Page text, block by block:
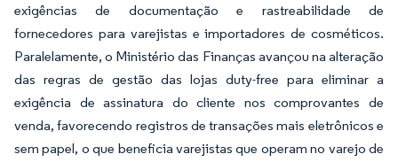
exigências de documentação e rastreabilidade de
fornecedores para varejistas e importadores de cosméticos.
Paralelamente, o Ministério das Finanças avançou na alteração
das regras de gestão das lojas duty-free para eliminar a
exigência de assinatura do cliente nos comprovantes de
venda, favorecendo registros de transações mais eletrônicos e
sem papel, o que beneficia varejistas que operam no varejo de